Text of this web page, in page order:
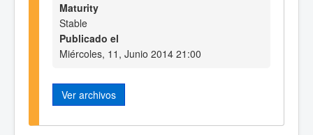
Maturity
Stable
Publicado el
Miércoles, 11, Junio 2014 21:00
Ver archivos